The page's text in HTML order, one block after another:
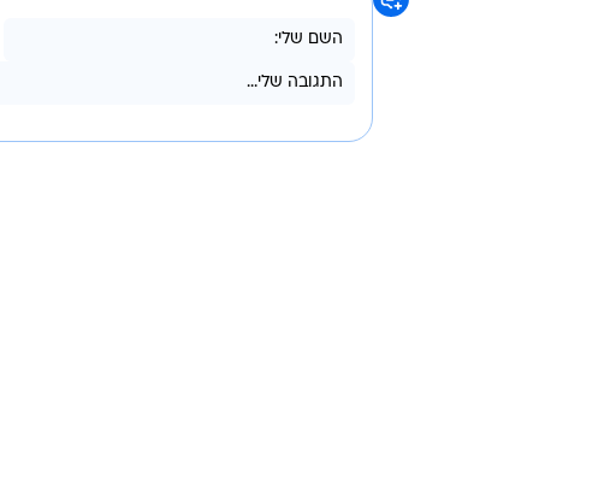
אמבולנס בזירת תאונת העבודה בה נפצע פועל בן 44 באורח בינוני בנפילה מגובה בתל אביב. 12 באוקטובר 2020
עוד באותו נושא: